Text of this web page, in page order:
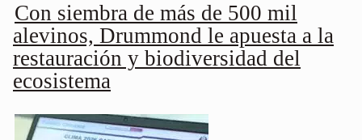
Con siembra de más de 500 mil
alevinos, Drummond le apuesta a la
restauración y biodiversidad del
ecosistema